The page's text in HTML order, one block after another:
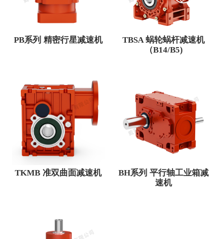
PB系列 精密行星减速机
TBSA 蜗轮蜗杆减速机
（B14/B5)
TKMB 准双曲面减速机
BH系列 平行轴工业箱减
速机